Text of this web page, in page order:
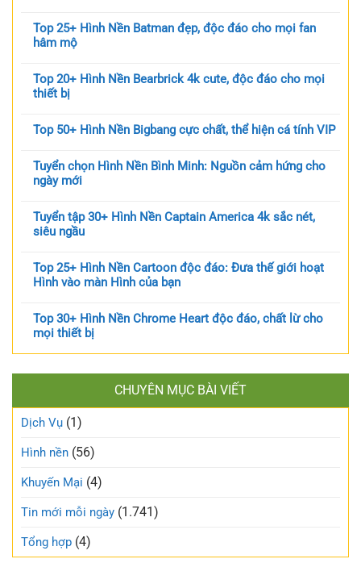
Top 25+ Hình Nền Batman đẹp, độc đáo cho mọi fan
hâm mộ
Top 20+ Hình Nền Bearbrick 4k cute, độc đáo cho mọi
thiết bị
Top 50+ Hình Nền Bigbang cực chất, thể hiện cá tính VIP
Tuyển chọn Hình Nền Bình Minh: Nguồn cảm hứng cho
ngày mới
Tuyển tập 30+ Hình Nền Captain America 4k sắc nét,
siêu ngầu
Top 25+ Hình Nền Cartoon độc đáo: Đưa thế giới hoạt
Hình vào màn Hình của bạn
Top 30+ Hình Nền Chrome Heart độc đáo, chất lừ cho
mọi thiết bị
CHUYÊN MỤC BÀI VIẾT
Dịch Vụ (1)
Hình nền (56)
Khuyến Mại (4)
Tin mới mỗi ngày (1.741)
Tổng hợp (4)